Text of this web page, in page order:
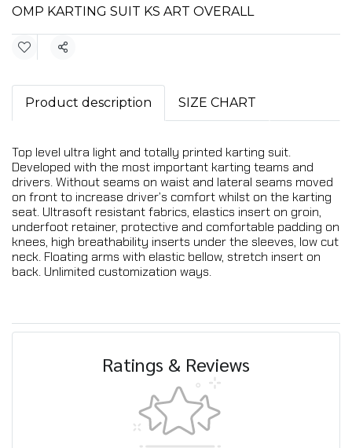
OMP KARTING SUIT KS ART OVERALL
Share
Product description SIZE CHART
Top level ultra light and totally printed karting suit.
Developed with the most important karting teams and
drivers. Without seams on waist and lateral seams moved
on front to increase driver’s comfort whilst on the karting
seat. Ultrasoft resistant fabrics, elastics insert on groin,
underfoot retainer, protective and comfortable padding on
knees, high breathability inserts under the sleeves, low cut
neck. Floating arms with elastic bellow, stretch insert on
back. Unlimited customization ways.
Ratings & Reviews